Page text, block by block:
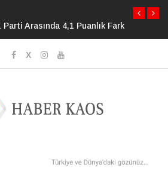
85 Milyon Yıllık Serüveni